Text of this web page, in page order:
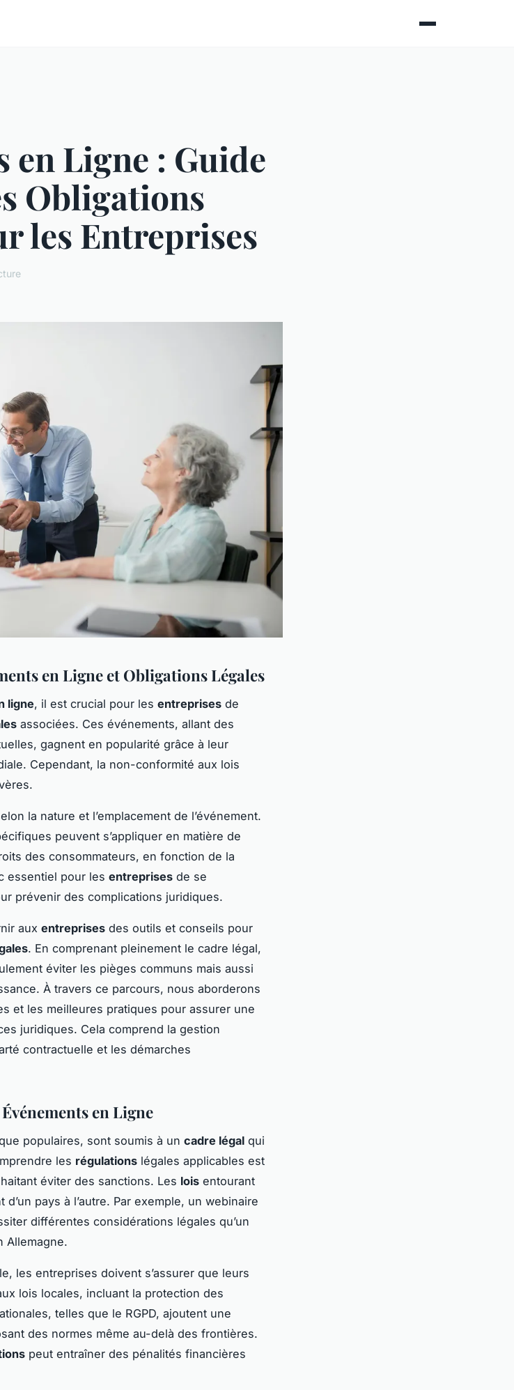
en Ligne : Guide
Obligations
les Entreprises
en Ligne et Obligations Légales
ligne, il est crucial pour les entreprises de
associées. Ces événements, allant des
gagnent en popularité grâce à leur
Cependant, la non-conformité aux lois
la nature et l’emplacement de l’événement.
peuvent s’appliquer en matière de
des consommateurs, en fonction de la
essentiel pour les entreprises de se
prévenir des complications juridiques.
aux entreprises des outils et conseils pour
. En comprenant pleinement le cadre légal,
éviter les pièges communs mais aussi
À travers ce parcours, nous aborderons
et les meilleures pratiques pour assurer une
juridiques. Cela comprend la gestion
contractuelle et les démarches
en Ligne
populaires, sont soumis à un cadre légal qui
les régulations légales applicables est
éviter des sanctions. Les lois entourant
pays à l’autre. Par exemple, un webinaire
différentes considérations légales qu’un
Allemagne.
les entreprises doivent s’assurer que leurs
lois locales, incluant la protection des
telles que le RGPD, ajoutent une
des normes même au-delà des frontières.
peut entraîner des pénalités financières